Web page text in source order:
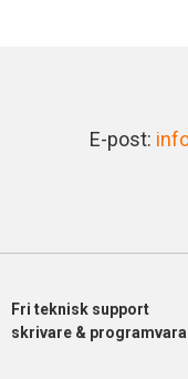
E-post:
Fri teknisk support
skrivare & programvara